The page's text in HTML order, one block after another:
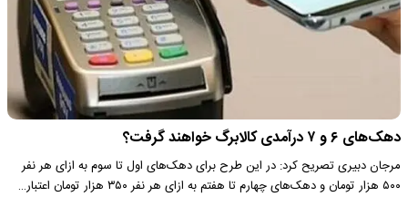
دهک‌های ۶ و ۷ درآمدی کالابرگ خواهند گرفت؟
مرجان دبیری تصریح کرد: در این طرح برای دهک‌های اول تا سوم به ازای هر نفر
۵۰۰ هزار تومان و دهک‌های چهارم تا هفتم به ازای هر نفر ۳۵۰ هزار تومان اعتبار…